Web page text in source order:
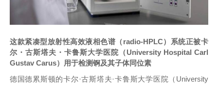
这款紧凑型放射性高效液相色谱（radio-HPLC）系统正被卡
尔 ・ 古斯塔夫 ・ 卡鲁斯大学医院（University Hospital Carl
Gustav Carus）用于检测锕及其子体同位素
德国德累斯顿的卡尔·古斯塔夫·卡鲁斯大学医院（ University